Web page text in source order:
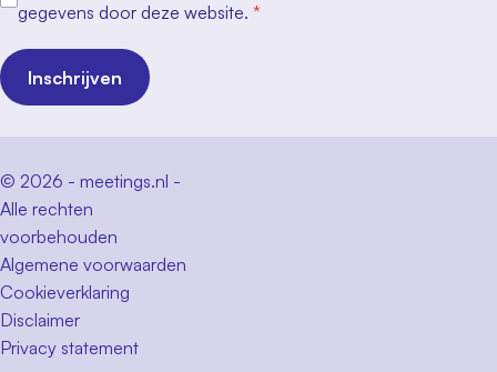
gegevens door deze website. *
Inschrijven
© 2026 - meetings.nl -
Alle rechten
voorbehouden
Algemene voorwaarden
Cookieverklaring
Disclaimer
Privacy statement